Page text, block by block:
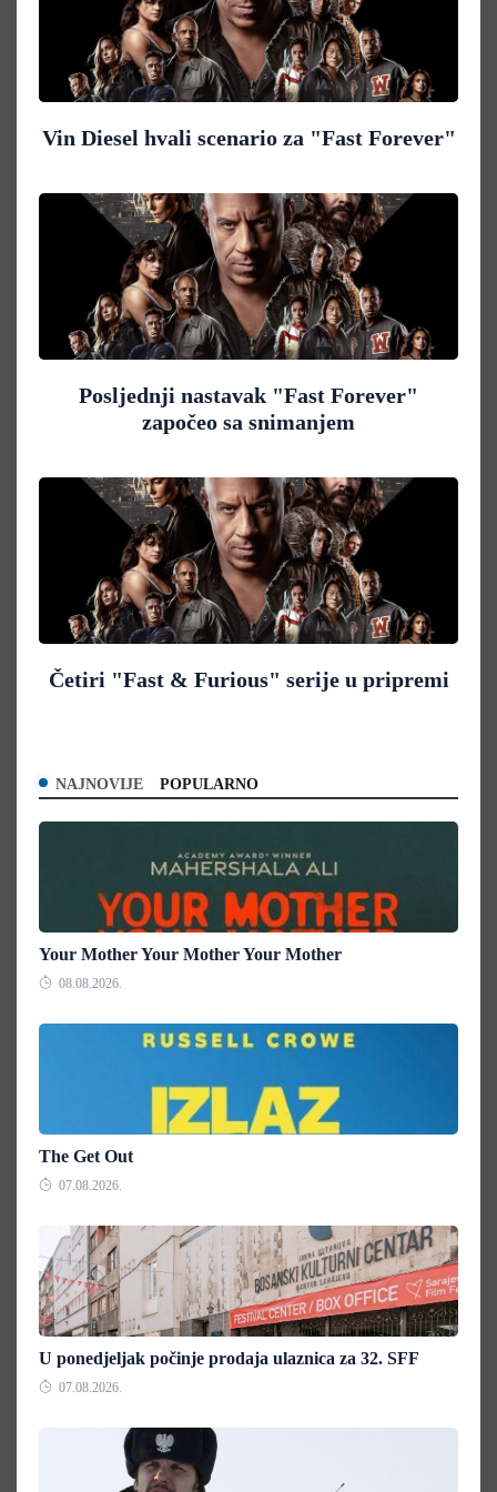
Vin Diesel hvali scenario za "Fast Forever"
Posljednji nastavak "Fast Forever"
započeo sa snimanjem
Četiri "Fast & Furious" serije u pripremi
NAJNOVIJE POPULARNO
Your Mother Your Mother Your Mother
08.08.2026.
The Get Out
07.08.2026.
U ponedjeljak počinje prodaja ulaznica za 32. SFF
07.08.2026.